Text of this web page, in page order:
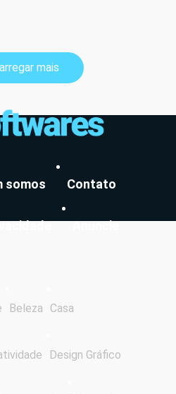
mais
somos Contato
Anuncie
Beleza Casa
Design Gráfico